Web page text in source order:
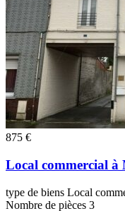
875 €
Local commercial à
type de biens Local
Nombre de pièces 3